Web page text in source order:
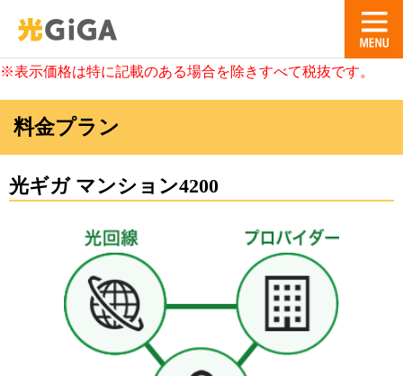
※表示価格は特に記載のある場合を除きすべて税抜です。
料金プラン
光ギガ マンション4200